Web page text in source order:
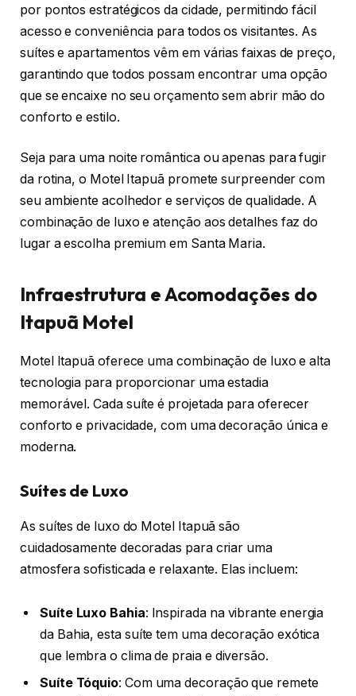
por pontos estratégicos da cidade, permitindo fácil
acesso e conveniência para todos os visitantes. As
suítes e apartamentos vêm em várias faixas de preço,
garantindo que todos possam encontrar uma opção
que se encaixe no seu orçamento sem abrir mão do
conforto e estilo.
Seja para uma noite romântica ou apenas para fugir
da rotina, o Motel Itapuã promete surpreender com
seu ambiente acolhedor e serviços de qualidade. A
combinação de luxo e atenção aos detalhes faz do
lugar a escolha premium em Santa Maria.
Infraestrutura e Acomodações do
Itapuã Motel
Motel Itapuã oferece uma combinação de luxo e alta
tecnologia para proporcionar uma estadia
memorável. Cada suíte é projetada para oferecer
conforto e privacidade, com uma decoração única e
moderna.
Suítes de Luxo
As suítes de luxo do Motel Itapuã são
cuidadosamente decoradas para criar uma
atmosfera sofisticada e relaxante. Elas incluem:
Suíte Luxo Bahia: Inspirada na vibrante energia
da Bahia, esta suíte tem uma decoração exótica
que lembra o clima de praia e diversão.
Suíte Tóquio: Com uma decoração que remete